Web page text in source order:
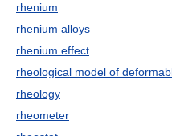
rhenium
rhenium alloys
rhenium effect
rheological model of
rheology
rheometer